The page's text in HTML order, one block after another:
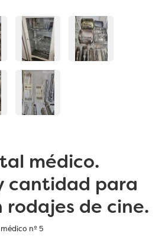
médico.
cantidad para
rodajes de cine.
nº 5